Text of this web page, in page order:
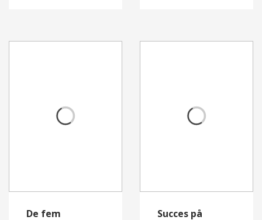
De fem
Succes på